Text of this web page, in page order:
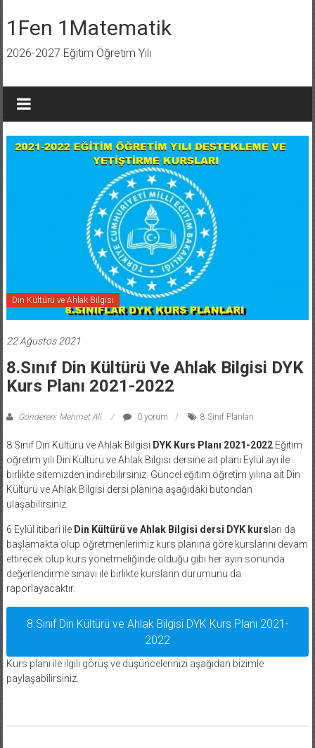
geç
1Fen 1Matematik
2026-2027 Eğitim Öğretim Yılı
Din Kültürü ve Ahlak Bilgisi
22 Ağustos 2021
8.Sınıf Din Kültürü Ve Ahlak Bilgisi DYK
Kurs Planı 2021-2022
Gönderen: Mehmet Ali 0 yorum 8.Sınıf Planları
8.Sınıf Din Kültürü ve Ahlak Bilgisi DYK Kurs Planı 2021-2022Eğitim
öğretim yılı Din Kültürü ve Ahlak Bilgisi dersine ait planı Eylül ayı ile
birlikte sitemizden indirebilirsiniz. Güncel eğitim öğretim yılına ait Din
Kültürü ve Ahlak Bilgisi dersi planına aşağıdaki butondan
ulaşabilirsiniz.
6 Eylül itibari ile Din Kültürü ve Ahlak Bilgisi dersi DYK kurs ları da
başlamakta olup öğretmenlerimiz kurs planına göre kurslarını devam
ettirecek olup kurs yönetmeliğinde olduğu gibi her ayın sonunda
değerlendirme sınavı ile birlikte kursların durumunu da
raporlayacaktır.
8.Sınıf Din Kültürü ve Ahlak Bilgisi DYK Kurs Planı 2021-
2022
Kurs planı ile ilgili görüş ve düşüncelerinizi aşağıdan bizimle
paylaşabilirsiniz.